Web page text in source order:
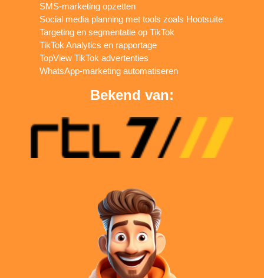
SMS-marketing opzetten
Social media planning met tools zoals Hootsuite
Targeting en segmentatie op TikTok
TikTok Analytics en rapportage
TopView TikTok advertenties
WhatsApp-marketing automatiseren
Bekend van: